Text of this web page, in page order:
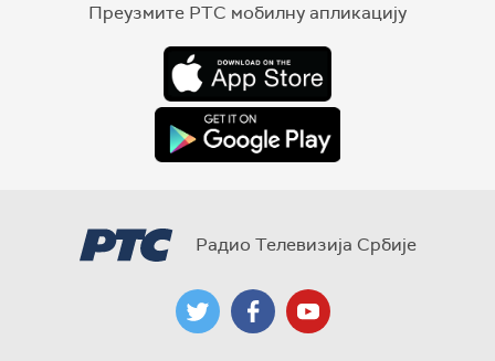
Преузмите РТС мобилну апликацију
Радио Телевизија Србије